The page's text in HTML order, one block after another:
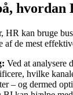
hvordan
HR kan bruge
af de mest
Ved at analysere
hvilke
– og dermed